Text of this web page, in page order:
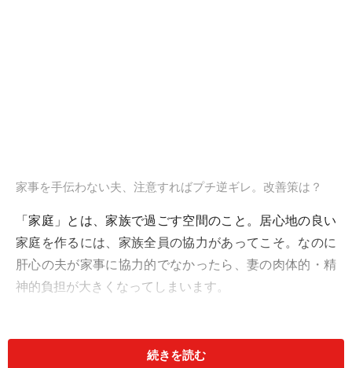
家事を手伝わない夫、注意すればプチ逆ギレ。改善策は？
「家庭」とは、家族で過ごす空間のこと。居心地の良い
家庭を作るには、家族全員の協力があってこそ。なのに
肝心の夫が家事に協力的でなかったら、妻の肉体的・精
神的負担が大きくなってしまいます。
エネルギーと時間をかけているはず。家事を夫婦で分担
続きを読む